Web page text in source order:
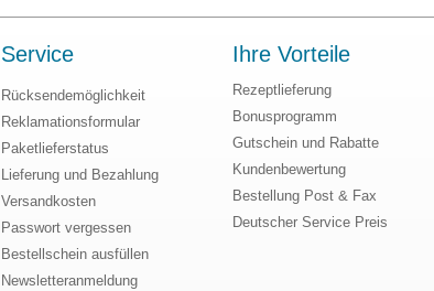
Service
Rücksendemöglichkeit
Reklamationsformular
Paketlieferstatus
Lieferung und Bezahlung
Versandkosten
Passwort vergessen
Bestellschein ausfüllen
Newsletteranmeldung
Ihre Vorteile
Rezeptlieferung
Bonusprogramm
Gutschein und Rabatte
Kundenbewertung
Bestellung Post & Fax
Deutscher Service Preis